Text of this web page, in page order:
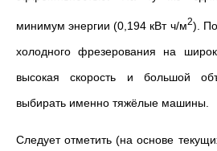
минимум энергии (0,194 кВт ч/м2).
холодного фрезерования на
высокая скорость и большой
выбирать именно тяжёлые машины.
Следует отметить (на основе